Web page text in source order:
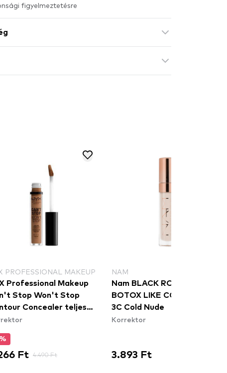
figyelmeztetésre
PROFESSIONAL MAKEUP
Professional Makeup
Stop Won't Stop
Concealer teljes
korrektor -
Ft 4.490 Ft
NAM
Nam BLACK ROSE &
BOTOX LIKE CONCEALER
3C Cold Nude
Korrektor
3.893 Ft